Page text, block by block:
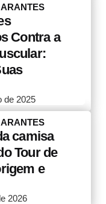
Contra a
de 2025
camisa
Tour de
e
2026